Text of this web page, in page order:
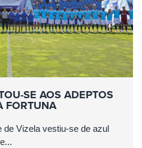
SE AOS ADEPTOS
FORTUNA
Vizela vestiu-se de azul